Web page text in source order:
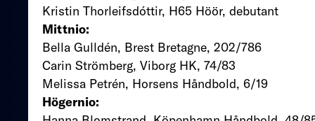
Kristin Thorleifsdóttir, H65 Höör, debutant
Mittnio:
Bella Gulldén, Brest Bretagne, 202/786
Carin Strömberg, Viborg HK, 74/83
Melissa Petrén, Horsens Håndbold, 6/19
Högernio: